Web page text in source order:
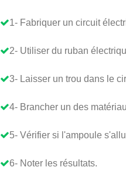
1- Fabriquer un circuit
2- Utiliser du ruban
3- Laisser un trou dans le
4- Brancher un des
5- Vérifier si l'ampoule
6- Noter les résultats.